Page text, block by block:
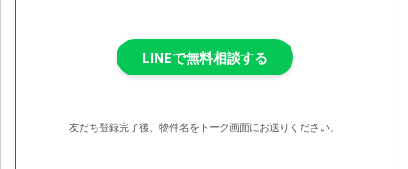
LINEで無料相談する
友だち登録完了後、物件名をトーク画面にお送りください。